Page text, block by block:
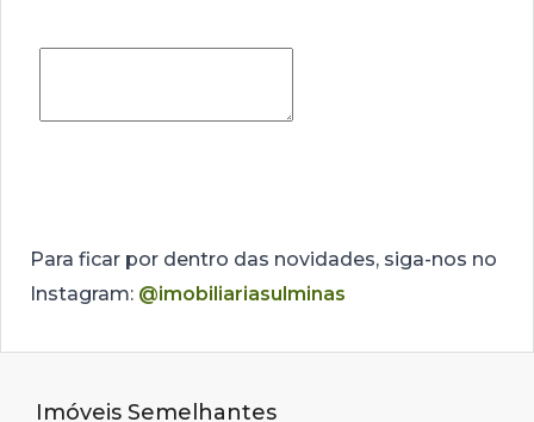
Para ficar por dentro das novidades, siga-nos no
Instagram: @imobiliariasulminas
Imóveis Semelhantes